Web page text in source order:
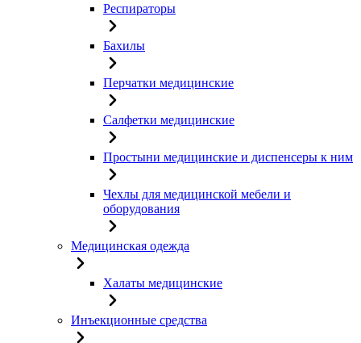
Респираторы
Бахилы
Перчатки медицинские
Салфетки медицинские
Простыни медицинские и диспенсеры к ним
Чехлы для медицинской мебели и
оборудования
Медицинская одежда
Халаты медицинские
Инъекционные средства